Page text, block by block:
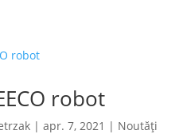
robot
| apr. 7, 2021 | Noutăți